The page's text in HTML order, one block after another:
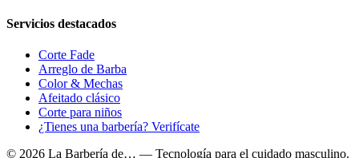
Servicios destacados
Corte Fade
Arreglo de Barba
Color & Mechas
Afeitado clásico
Corte para niños
¿Tienes una barbería? Verifícate
© 2026 La Barbería de… — Tecnología para el cuidado masculino.